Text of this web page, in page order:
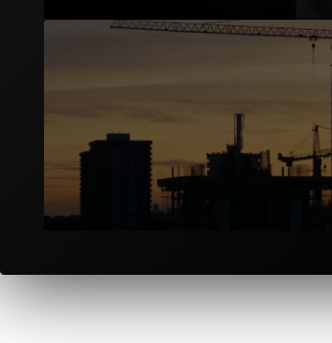
المقاولات والانشاءات